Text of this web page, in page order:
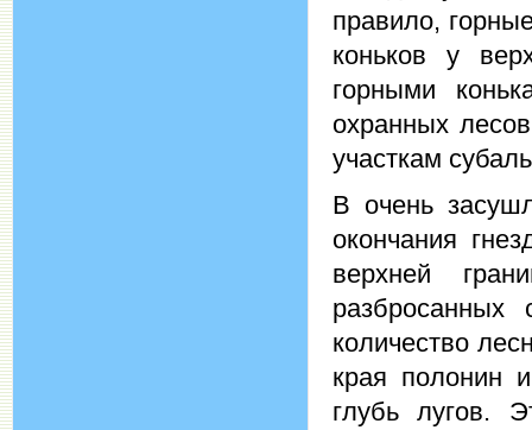
правило,
коньков у
горными
охранных
участкам
В очень
окончания
верхней
количество
края полонин
глубь лугов.